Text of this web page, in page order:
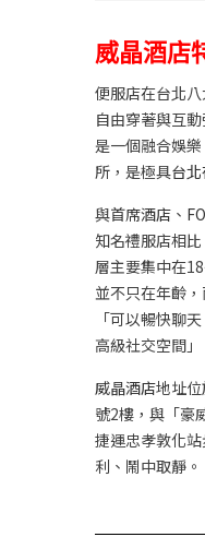
威晶酒店
便服店在台北
自由穿著與互
是一個融合娛
所，是極具台
與首席酒店 、
知名禮服店相
層主要集中在
並不只在年齡
「可以暢快聊
高級社交空間」
威晶酒店地址
號2樓，與「豪
捷運忠孝敦化
利、鬧中取靜。